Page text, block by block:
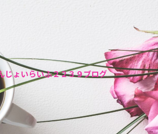
じょいらいふ２２３９ブログ